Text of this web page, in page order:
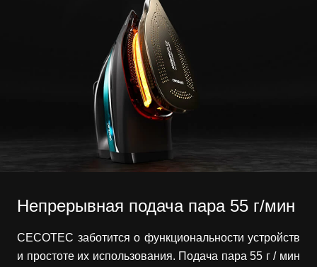
Непрерывная подача пара 55 г/мин
CECOTEC заботится о функциональности устройств
и простоте их использования. Подача пара 55 г / мин